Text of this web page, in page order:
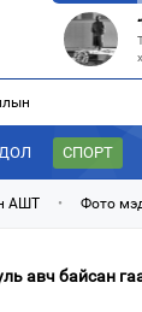
СПОРТ
АШТ • Фото
авч байсан